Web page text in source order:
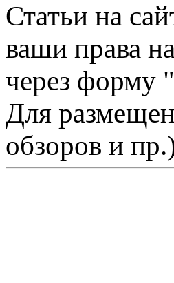
Статьи на
ваши права
через форму
Для
обзоров и